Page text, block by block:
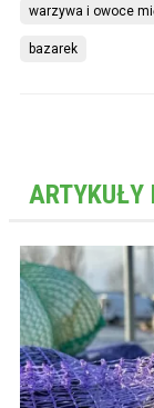
warzywa i owoce
bazarek
ARTYKUŁY